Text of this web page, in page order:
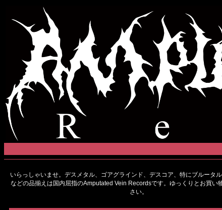
いらっしゃいませ。デスメタル、ゴアグラインド、デスコア、特にブルータ
などの品揃えは国内屈指のAmputated Vein Recordsです。ゆっくりとお買い
さい。